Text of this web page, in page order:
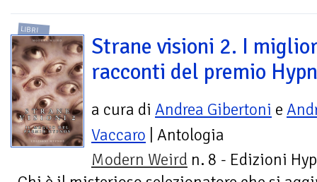
LIBRI
Strane visioni 2. I
racconti del premio
a cura di Andrea Gibertoni e
Vaccaro | Antologia
Modern Weird n. 8 - Edizioni